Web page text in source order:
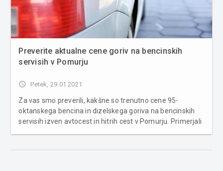
Preverite aktualne cene goriv na bencinskih
servisih v Pomurju
access_time Petek, 29.01.2021
Za vas smo preverili, kakšne so trenutno cene 95-
oktanskega bencina in dizelskega goriva na bencinskih
servisih izven avtocest in hitrih cest v Pomurju. Primerjali